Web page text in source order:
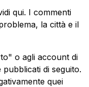
qui. I commenti
la città e il
o agli account di
di seguito.
quei